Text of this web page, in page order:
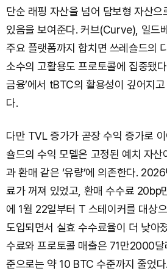
단순 래핑 자산을 넘어 담보형 자산
있음을 보여준다. 커브(Curve), 일드
주요 플랫폼까지 합치면 쓰레숄드의
소수의 고활용도 프로토콜에 집중됐
금융’에서 tBTC의 활용성이 깊어지
다.
다만 TVL 증가가 곧장 수익 증가로
숄드의 수익 모델은 고정된 예치 자
과 환매 같은 ‘유량’에 의존한다.
료가 꺼져 있었고, 환매 수수료 20bp
에 1월 22일부터 T 스테이커를 대상
도입되면서 실효 수수료율이 더 낮아
수료와 프로토콜 매출은 71만2000달
준으로는 약 10 BTC 수준까지 줄었다.